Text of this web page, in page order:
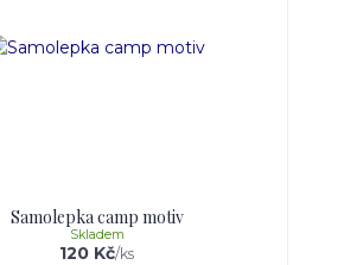
Samolepka camp motiv
120 Kč/ks
Skladem